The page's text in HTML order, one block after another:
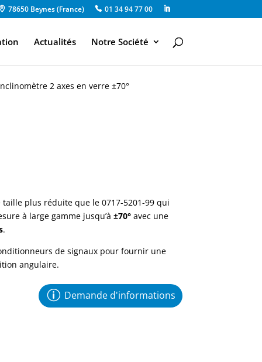
78650 Beynes (France) 01 34 94 77 00
Actualités Notre Société
2 axes en verre ±70°
plus réduite que le 0717-5201-99 qui
à large gamme jusqu’à ±70°avec une
.
de signaux pour fournir une
angulaire.
Demande d'informations